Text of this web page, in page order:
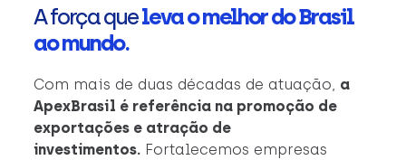
A força queleva o melhor do Brasil
ao mundo.
Com mais de duas décadas de atuação, a
ApexBrasil é referência na promoção de
exportações e atração de
investimentos. Fortalecemos empresas